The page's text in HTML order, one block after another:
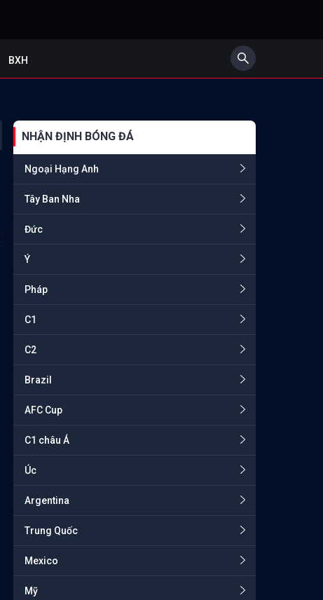
BXH
NHẬN ĐỊNH BÓNG ĐÁ
Ngoại Hạng Anh
Tây Ban Nha
Đức
Ý
Pháp
C1
C2
Brazil
AFC Cup
C1 châu Á
Úc
Argentina
Trung Quốc
Mexico
Mỹ